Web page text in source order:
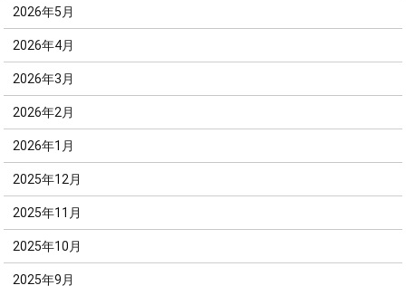
2026年5月
2026年4月
2026年3月
2026年2月
2026年1月
2025年12月
2025年11月
2025年10月
2025年9月